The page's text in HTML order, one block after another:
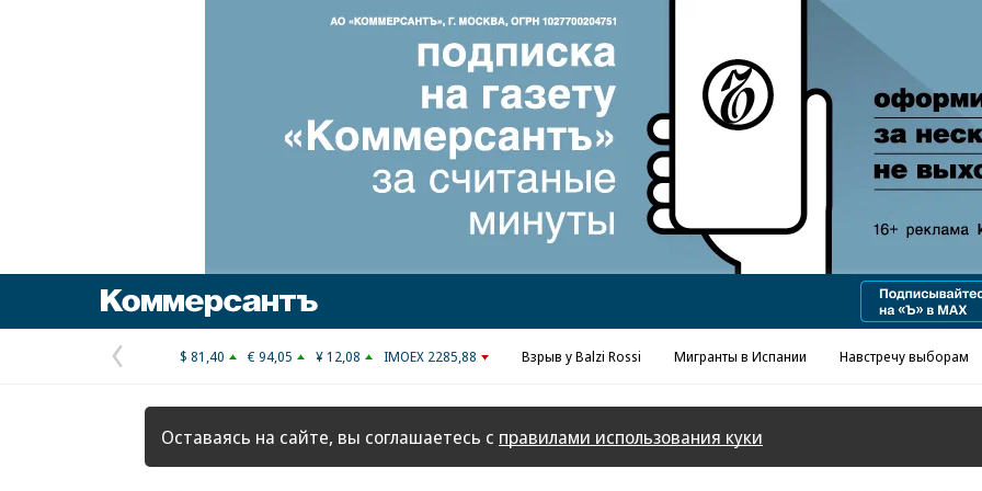
Реклама в «Ъ» www.kommersant.ru/ad
Предыдущая
страница
$ 81,40 € 94,05 ¥ 12,08 IMOEX 2285,88 Взрыв у Balzi Rossi Мигранты в Испании Навстречу выборам
Оставаясь на сайте, вы соглашаетесь с правилами использования куки